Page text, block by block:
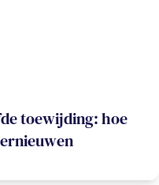
toewijding: hoe